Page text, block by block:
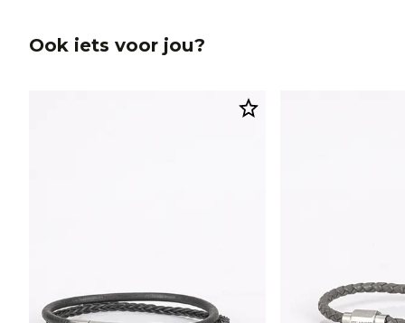
Ook iets voor jou?